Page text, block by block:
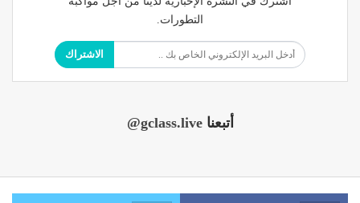
التطورات.
الاشتراك
أتبعنا@gclass.live